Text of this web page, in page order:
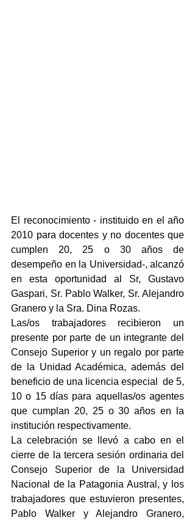
El reconocimiento - instituido en el año
2010 para docentes y no docentes que
cumplen 20, 25 o 30 años de
desempeño en la Universidad-, alcanzó
en esta oportunidad al Sr, Gustavo
Gaspari, Sr. Pablo Walker, Sr. Alejandro
Granero y la Sra. Dina Rozas.
Las/os trabajadores recibieron un
presente por parte de un integrante del
Consejo Superior y un regalo por parte
de la Unidad Académica, además del
beneficio de una licencia especial  de 5,
10 o 15 días para aquellas/os agentes
que cumplan 20, 25 o 30 años en la
institución respectivamente.
La celebración se llevó a cabo en el
cierre de la tercera sesión ordinaria del
Consejo Superior de la Universidad
Nacional de la Patagonia Austral, y los
trabajadores que estuvieron presentes,
Pablo Walker y Alejandro Granero,